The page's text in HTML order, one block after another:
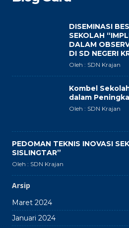
DISEMINASI
SEKOLAH
DALAM
DI SD NEGERI
Oleh : SDN Krajan
Kombel
dalam
Oleh : SDN Krajan
PEDOMAN TEKNIS INOVASI
SISLINGTAR”
Oleh : SDN Krajan
Arsip
Maret 2024
Januari 2024